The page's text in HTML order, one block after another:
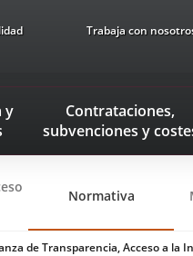
Trabaja con
y
Contrataciones,
subvenciones y
Normativa
de Transparencia, Acceso a la